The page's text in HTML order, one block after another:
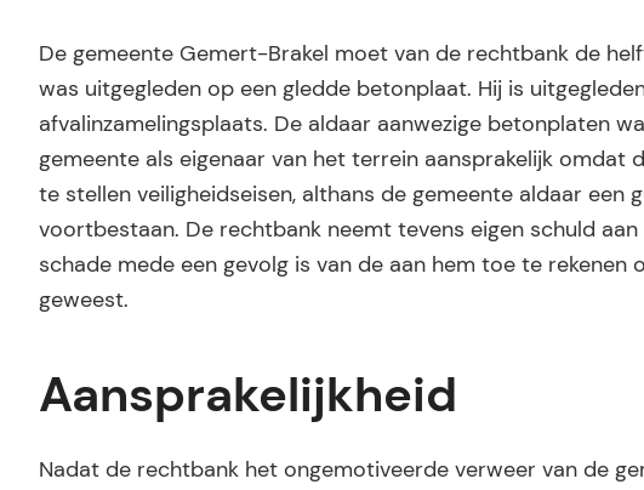
De gemeente Gemert-Brakel moet van de rechtbank de
was uitgegleden op een gledde betonplaat. Hij is
afvalinzamelingsplaats. De aldaar aanwezige betonplaten
gemeente als eigenaar van het terrein aansprakelijk
te stellen veiligheidseisen, althans de gemeente aldaar
voortbestaan. De rechtbank neemt tevens eigen schuld
schade mede een gevolg is van de aan hem toe te
geweest.
Aansprakelijkheid
Nadat de rechtbank het ongemotiveerde verweer van de